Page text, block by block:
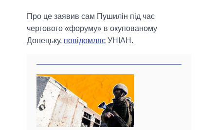
Про це заявив сам Пушилін під час
чергового «форуму» в окупованому
Донецьку, повідомляє УНІАН.